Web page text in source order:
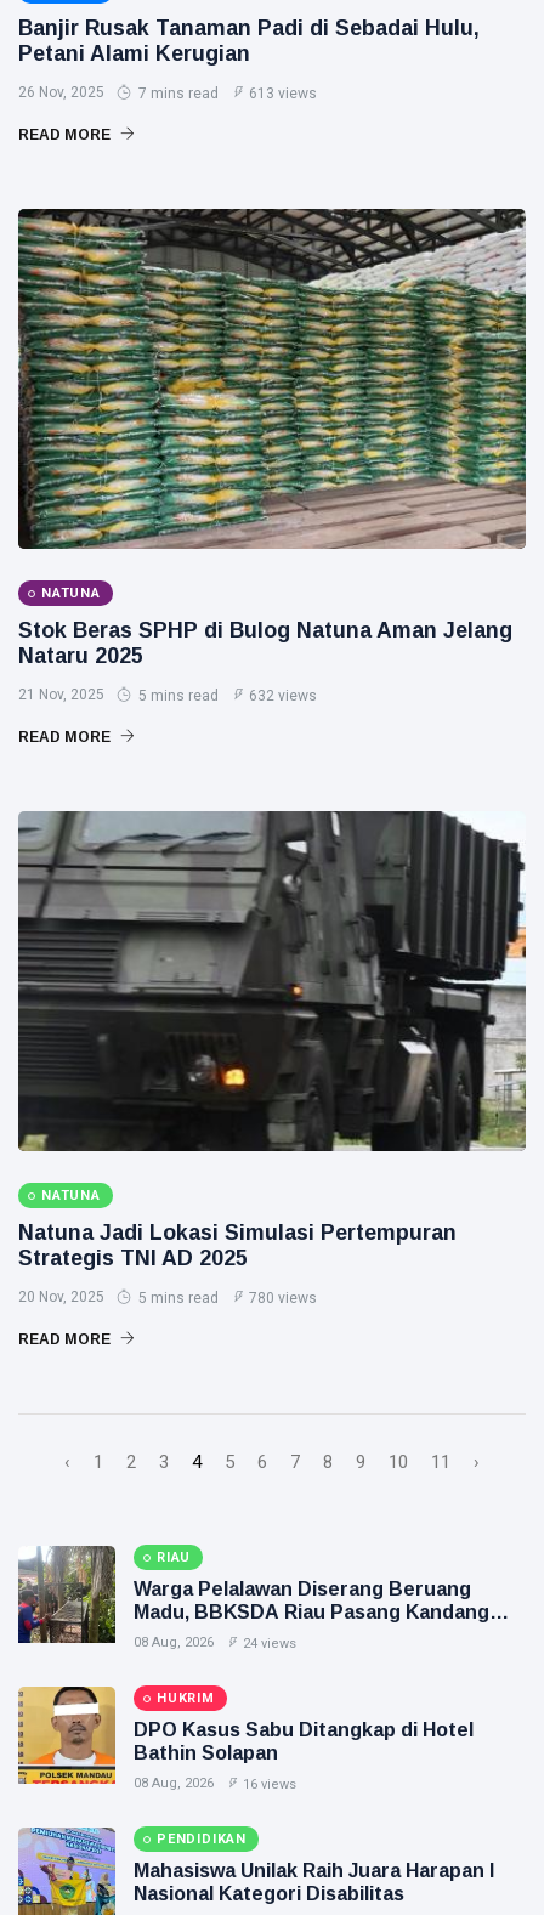
Banjir Rusak Tanaman Padi di Sebadai Hulu,
Petani Alami Kerugian
26 Nov, 2025 7 mins read 613 views
READ MORE
NATUNA
Stok Beras SPHP di Bulog Natuna Aman Jelang
Nataru 2025
21 Nov, 2025 5 mins read 632 views
READ MORE
NATUNA
Natuna Jadi Lokasi Simulasi Pertempuran
Strategis TNI AD 2025
20 Nov, 2025 5 mins read 780 views
READ MORE
‹ 1 2 3 4 5 6 7 8 9 10 11 ›
RIAU
Warga Pelalawan Diserang Beruang
Madu, BBKSDA Riau Pasang Kandang
Jebak
08 Aug, 2026 24 views
HUKRIM
DPO Kasus Sabu Ditangkap di Hotel
Bathin Solapan
08 Aug, 2026 16 views
PENDIDIKAN
Mahasiswa Unilak Raih Juara Harapan I
Nasional Kategori Disabilitas